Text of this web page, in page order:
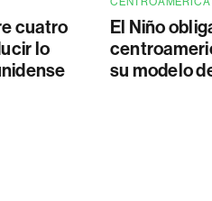
cuatro
lo
El Niño
su modelo